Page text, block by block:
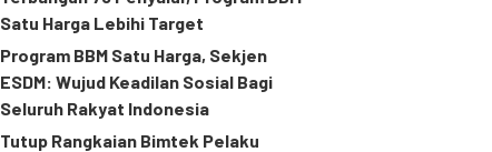
Satu Harga Lebihi Target
Program BBM Satu Harga, Sekjen
ESDM: Wujud Keadilan Sosial Bagi
Seluruh Rakyat Indonesia
Tutup Rangkaian Bimtek Pelaku